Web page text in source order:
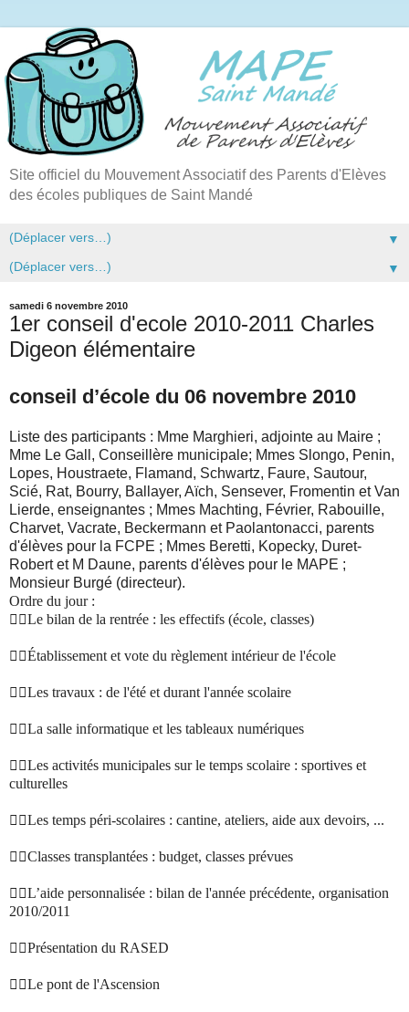
Site officiel du Mouvement Associatif des Parents d'Elèves
des écoles publiques de Saint Mandé
▼
▼
samedi 6 novembre 2010
1er conseil d'ecole 2010-2011 Charles
Digeon élémentaire
conseil d’école du 06 novembre 2010
Liste des participants : Mme Marghieri, adjointe au Maire ;
Mme Le Gall, Conseillère municipale; Mmes Slongo, Penin,
Lopes, Houstraete, Flamand, Schwartz, Faure, Sautour,
Scié, Rat, Bourry, Ballayer, Aïch, Sensever, Fromentin et Van
Lierde, enseignantes ; Mmes Machting, Février, Rabouille,
Charvet, Vacrate, Beckermann et Paolantonacci, parents
d'élèves pour la FCPE ; Mmes Beretti, Kopecky, Duret-
Robert et M Daune, parents d'élèves pour le MAPE ;
Monsieur Burgé (directeur).
Ordre du jour :
Le bilan de la rentrée : les effectifs (école, classes)
Établissement et vote du règlement intérieur de l'école
Les travaux : de l'été et durant l'année scolaire
La salle informatique et les tableaux numériques
Les activités municipales sur le temps scolaire : sportives et
culturelles
Les temps péri-scolaires : cantine, ateliers, aide aux devoirs, ...
Classes transplantées : budget, classes prévues
L’aide personnalisée : bilan de l'année précédente, organisation
2010/2011
Présentation du RASED
Le pont de l'Ascension